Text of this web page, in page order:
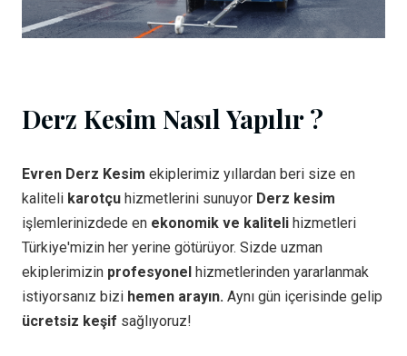
Derz Kesim Nasıl Yapılır ?
Evren Derz Kesim ekiplerimiz yıllardan beri size en
kaliteli karotçu hizmetlerini sunuyor Derz kesim
işlemlerinizdede en ekonomik ve kaliteli hizmetleri
Türkiye'mizin her yerine götürüyor. Sizde uzman
ekiplerimizin profesyonel hizmetlerinden yararlanmak
istiyorsanız bizi hemen arayın. Aynı gün içerisinde gelip
ücretsiz keşif sağlıyoruz!